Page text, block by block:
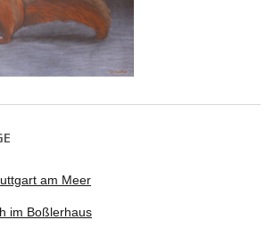
am Meer
im Boßlerhaus